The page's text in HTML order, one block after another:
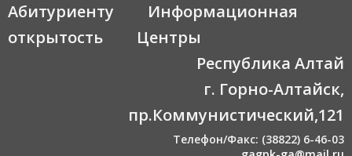
Абитуриенту
Информационная
открытость
Центры
Республика Алтай
г. Горно-Алтайск,
пр.Коммунистический,121
Телефон/Факс: (38822) 6-46-03